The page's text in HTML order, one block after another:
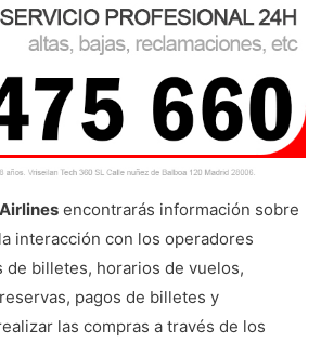
encontrarás información sobre
interacción con los operadores
billetes, horarios de vuelos,
pagos de billetes y
las compras a través de los